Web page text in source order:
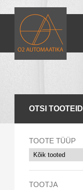
OTSI TOOTEID
TOOTE TÜÜP
TOOTJA